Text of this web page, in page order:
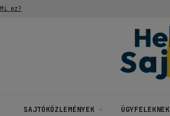
Mi ez?
SAJTÓKÖZLEMÉNYEK ÜGYFELEKNEK